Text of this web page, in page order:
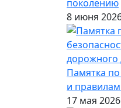
поколению
8 июня
Памятка
и
17 мая 2026